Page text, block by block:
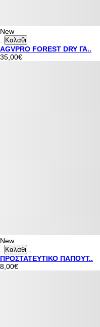
New
Καλαθι
AGVPRO FOREST DRY ΓΑ..
35,00€
New
Καλαθι
ΠΡΟΣΤΑΤΕΥΤΙΚΟ ΠΑΠΟΥΤ..
8,00€